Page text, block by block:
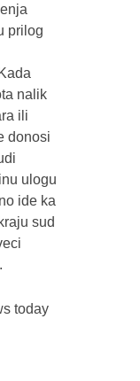
prilog
nalik
ili
donosi
ulogu
ide ka
sud
today